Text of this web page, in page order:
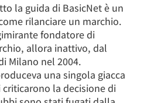
la guida di BasicNet è un
rilanciare un marchio.
fondatore di
allora inattivo, dal
Milano nel 2004.
una singola giacca
la decisione di